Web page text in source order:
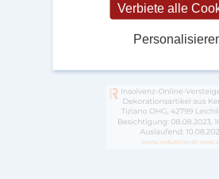
Verbiete alle